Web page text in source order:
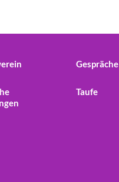
Gespräche
Taufe